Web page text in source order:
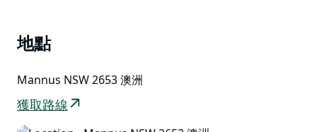
來說有兩個含義。顯然來自我們的名字，也來自“紗架”
是通常用來盛魚的柳條筐。我們熱衷於簡單、自然和賓至
如歸的生活。建造一個天然無毒的稻草屋讓我們走上了自
然生活的道路。
地點
Mannus NSW 2653 澳洲
獲取路線